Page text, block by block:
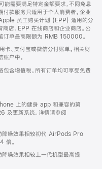
能需要满足特定金额要求，不同免息
付款服务只适用于个人消费者。企业
员工购买计划 (EPP) 适用的分
店、EPP 在线商店和企业商店。公
订单最高限额为 RMB 150000。
卡、支付宝或微信分付账单。相关财
户中。
包含增值税。所有订单均可享受免费
上的健身 app 和兼容的第
及更新系统。详情请参阅
噪效果相较初代 AirPods Pro
倍。
噪效果相较上一代机型最高提